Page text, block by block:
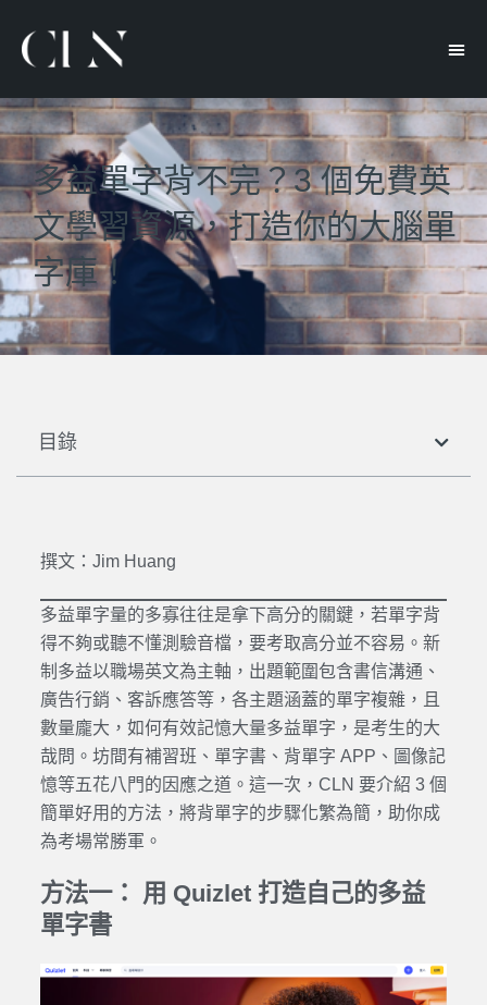
多益單字背不完？3 個免費英
文學習資源，打造你的大腦單
字庫！
目錄
撰文：Jim Huang
多益單字量的多寡往往是拿下高分的關鍵，若單字背
得不夠或聽不懂測驗音檔，要考取高分並不容易。新
制多益以職場英文為主軸，出題範圍包含書信溝通、
廣告行銷、客訴應答等，各主題涵蓋的單字複雜，且
數量龐大，如何有效記憶大量多益單字，是考生的大
哉問。坊間有補習班、單字書、背單字 APP、圖像記
憶等五花八門的因應之道。這一次，CLN 要介紹 3 個
簡單好用的方法，將背單字的步驟化繁為簡，助你成
為考場常勝軍。
方法一： 用 Quizlet 打造自己的多益
單字書